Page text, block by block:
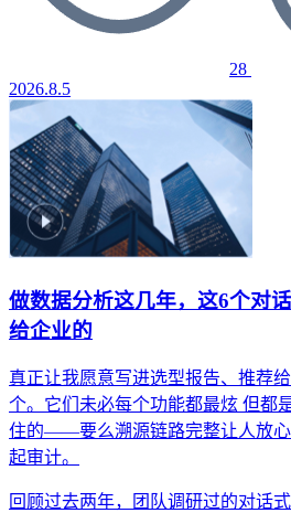
28
2026.8.5
做数据分析这几年，这6个对
给企业的
真正让我愿意写进选型报告、推荐
个。它们未必每个功能都最炫 但都
住的——要么溯源链路完整让人放心
起审计。
回顾过去两年，团队调研过的对话